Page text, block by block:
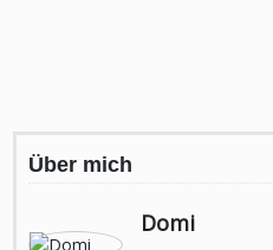
Über mich
Domi